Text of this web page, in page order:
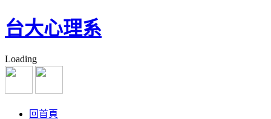
台大心理系
Loading
回首頁